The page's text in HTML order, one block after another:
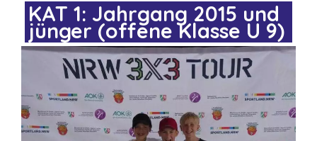
KAT 1: Jahrgang 2015 und
jünger (offene Klasse U 9)